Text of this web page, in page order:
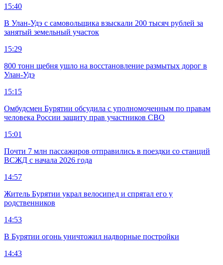
15:40
В Улан-Удэ с самовольщика взыскали 200 тысяч рублей за
занятый земельный участок
15:29
800 тонн щебня ушло на восстановление размытых дорог в
Улан-Удэ
15:15
Омбудсмен Бурятии обсудила с уполномоченным по правам
человека России защиту прав участников СВО
15:01
Почти 7 млн пассажиров отправились в поездки со станций
ВСЖД с начала 2026 года
14:57
Житель Бурятии украл велосипед и спрятал его у
родственников
14:53
В Бурятии огонь уничтожил надворные постройки
14:43